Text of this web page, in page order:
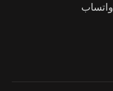
واتساب